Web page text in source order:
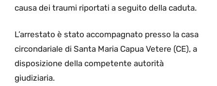
causa dei traumi riportati a seguito della caduta.
L’arrestato è stato accompagnato presso la casa
circondariale di Santa Maria Capua Vetere (CE), a
disposizione della competente autorità
giudiziaria.